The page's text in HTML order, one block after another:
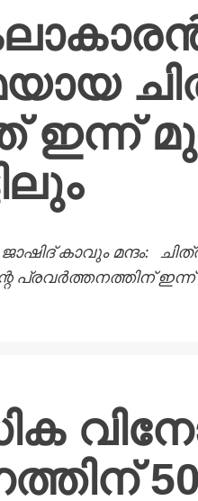
ഇന്ന്
കാവും മന്ദം:
പ്രവർത്തനത്തിന് ഇന്ന്